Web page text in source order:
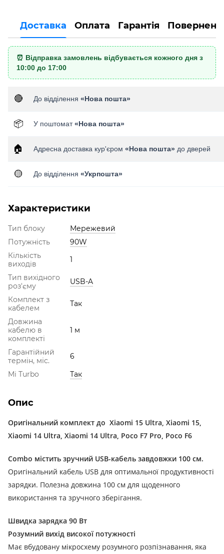
Доставка Оплата Гарантія
⏰ Відправка замовлень відбувається кожного дня з
10:00 до 17:00
🔴 До відділення «Нова пошта»
📦 У поштомат«Нова пошта»
🏠 Адресна доставка кур'єром «Нова пошта» до дверей
🟡 До відділення «Укрпошта»
Характеристики
Тип блоку
Мережевий
Потужність
90W
Кількість
виходів
1
Тип вихідного
роз'єму
USB-A
Комплект з
кабелем
Так
Довжина
кабелю в
комплекті
1 м
Гарантійний
термін, міс.
6
Mi Turbo
Так
Опис
Оригінальний комплект до Xiaomi 15 Ultra, Xiaomi 15,
Xiaomi 14 Ultra, Xiaomi 14 Ultra, Poco F7 Pro, Poco F6
Combo містить зручний USB-кабель завдовжки 100 см.
Оригінальний кабель USB для оптимальної продуктивності
зарядки. Полезна довжина 100 см для щоденного
використання та зручного зберігання.
Швидка зарядка 90 Вт
Розумний вихід високої потужності
Має вбудовану мікросхему розумного розпізнавання, яка